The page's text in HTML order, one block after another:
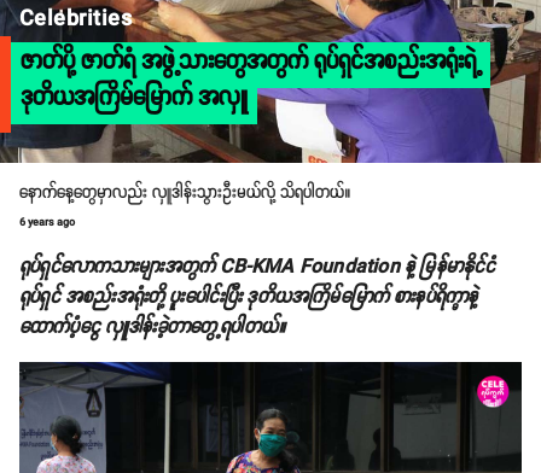
Celebrities
ဇာတ်ပို့ ဇာတ်ရံ အဖွဲ့သားတွေအတွက် ရုပ်ရှင်အစည်းအရုံးရဲ့
ဒုတိယအကြိမ်မြောက် အလှူ
နောက်နေ့တွေမှာလည်း လှူဒါန်းသွားဦးမယ်လို့ သိရပါတယ်။
6 years ago
ရုပ်ရှင်လောကသားများအတွက် CB-KMA Foundation နဲ့ မြန်မာနိုင်ငံ
ရုပ်ရှင် အစည်းအရုံးတို့ ပူးပေါင်းပြီး ဒုတိယအကြိမ်မြောက် စားနပ်ရိက္ခာနဲ့
ထောက်ပံ့‌ငွေ လှူဒါန်းခဲ့တာတွေ့ရပါတယ်။